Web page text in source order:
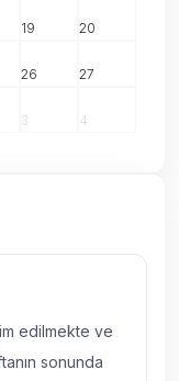
19 20
26 27
3 4
edilmekte ve
sonunda